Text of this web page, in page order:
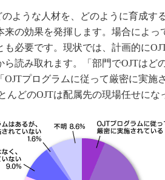
ような人材を、どのように育成す
来の効果を発揮します。場合によっ
必要です。現状では、計画的に
ら読み取れます。「部門でOJTはど
プログラムに従って厳密に実施
んどのOJTは配属先の現場任せにな